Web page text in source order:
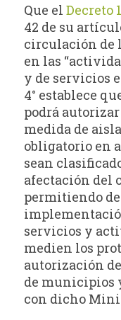
Que elDecreto
42 de su
circulación de
en las
y de servicios
4° establece
podrá
medida de
obligatorio en
sean
afectación del
permitiendo
servicios y
medien los
autorización
de municipios
con dicho